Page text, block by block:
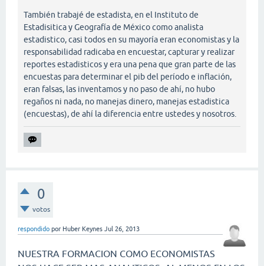
También trabajé de estadista, en el Instituto de
Estadisitica y Geografía de México como analista
estadistico, casi todos en su mayoría eran economistas y la
responsabilidad radicaba en encuestar, capturar y realizar
reportes estadisticos y era una pena que gran parte de las
encuestas para determinar el pib del período e inflación,
eran falsas, las inventamos y no paso de ahí, no hubo
regaños ni nada, no manejas dinero, manejas estadistica
(encuestas), de ahí la diferencia entre ustedes y nosotros.
0
votos
respondido por Huber Keynes Jul 26, 2013
NUESTRA FORMACION COMO ECONOMISTAS